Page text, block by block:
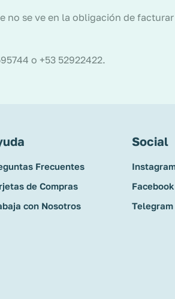
no se ve en la obligación de
o +53 52922422.
Frecuentes
de Compras
con Nosotros
Social
Facebook
Telegram